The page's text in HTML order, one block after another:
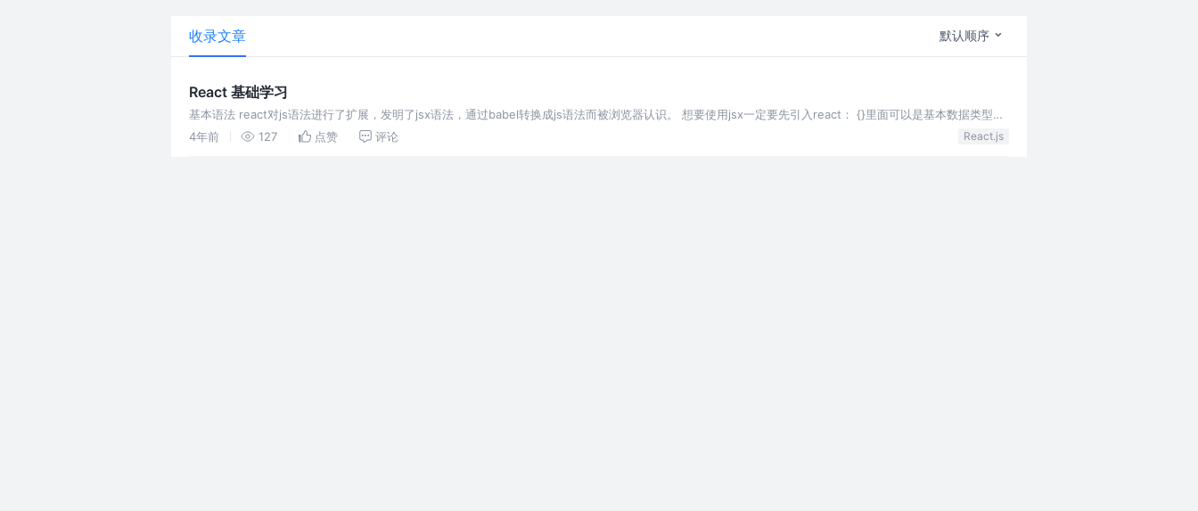
收录文章 默认顺序
React 基础学习
基本语法 react对js语法进行了扩展，发明了jsx语法，通过babel转换成js语法而被浏览器认识。 想要使用jsx一定要先引入react： {}里面可以是基本数据类型
String、Number.
4年前 127 点赞 评论 React.js